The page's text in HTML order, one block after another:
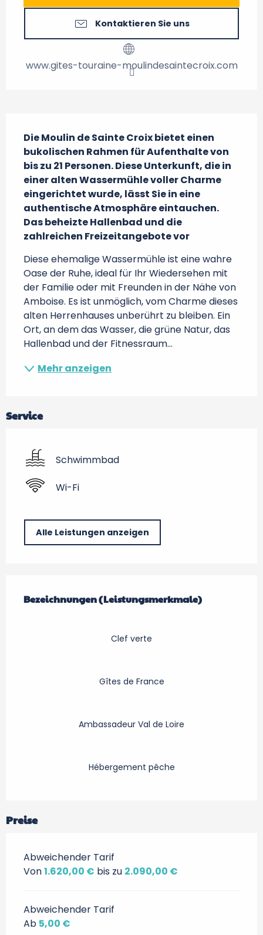
Kontaktieren Sie uns
www.gites-touraine-moulindesaintecroix.com
Die Moulin de Sainte Croix bietet einen
bukolischen Rahmen für Aufenthalte von
bis zu 21 Personen. Diese Unterkunft, die in
einer alten Wassermühle voller Charme
eingerichtet wurde, lässt Sie in eine
authentische Atmosphäre eintauchen.
Das beheizte Hallenbad und die
zahlreichen Freizeitangebote vor
Diese ehemalige Wassermühle ist eine wahre
Oase der Ruhe, ideal für Ihr Wiedersehen mit
der Familie oder mit Freunden in der Nähe von
Amboise. Es ist unmöglich, vom Charme dieses
alten Herrenhauses unberührt zu bleiben. Ein
Ort, an dem das Wasser, die grüne Natur, das
Hallenbad und der Fitnessraum...
Mehr anzeigen
Service
Schwimmbad
Wi-Fi
Alle Leistungen anzeigen
Bezeichnungen (Leistungsmerkmale)
Bezeichnungen (Leistungsmerkmale)
Clef verte
Gîtes de France
Ambassadeur Val de Loire
Hébergement pêche
Preise
Abweichender Tarif
Von1.620,00 € bis zu 2.090,00 €
Abweichender Tarif
Ab 5,00 €